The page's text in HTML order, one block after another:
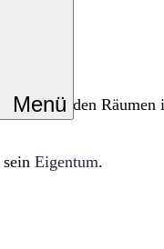
Menü
dienenden
Eigentum.